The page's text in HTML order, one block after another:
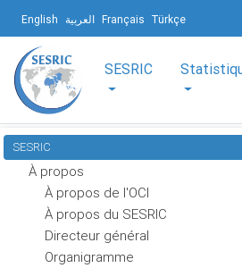
English العربية Français Türkçe
SESRIC
SESRIC
À propos
À propos de l'OCI
À propos du SESRIC
Directeur général
Organigramme